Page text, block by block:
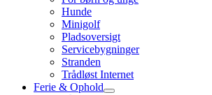
Hunde
Minigolf
Pladsoversigt
Servicebygninger
Stranden
Trådløst Internet
Ferie & Ophold